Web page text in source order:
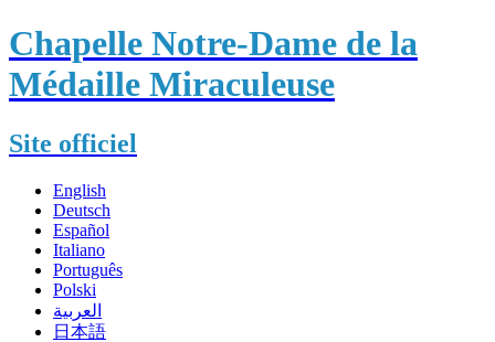
Chapelle Notre-Dame de la
Médaille Miraculeuse
Site officiel
English
Deutsch
Español
Italiano
Português
Polski
العربية
日本語